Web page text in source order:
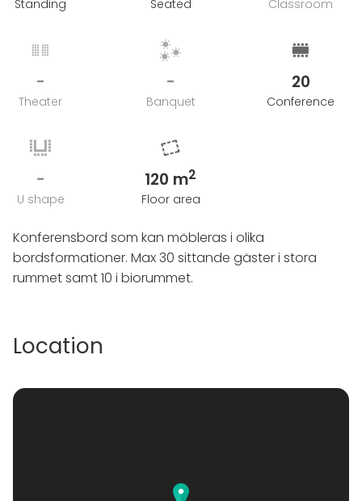
Standing Seated Classroom
-
Theater
-
Banquet
20
Conference
-
U shape
120 m2
Floor area
Konferensbord som kan möbleras i olika
bordsformationer. Max 30 sittande gäster i stora
rummet samt 10 i biorummet.
Location